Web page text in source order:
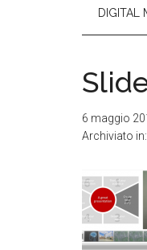
DIGITAL
6 maggio
Archiviato in: